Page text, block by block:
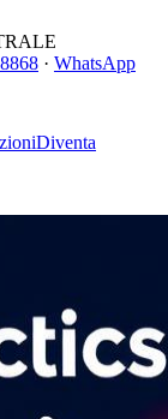
· WhatsApp
Diventa